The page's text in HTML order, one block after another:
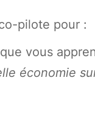
pilote pour :
vous
économie